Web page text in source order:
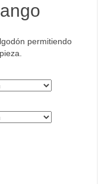
permitiendo